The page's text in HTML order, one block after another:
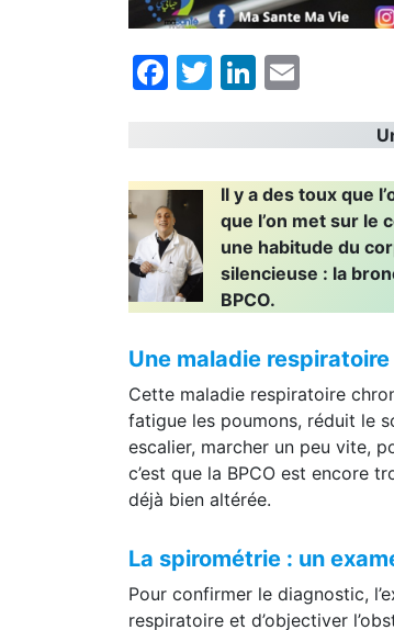
Facebook
TwitterLinkedIn
Il y a des toux que
que l’on met sur le
une habitude du
silencieuse : la
Une maladie
Cette maladie respiratoire
fatigue les poumons, réduit le
escalier, marcher un peu vite,
c’est que la BPCO est encore
La spirométrie : un
Pour confirmer le diagnostic,